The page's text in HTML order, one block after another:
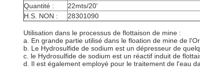
Quantité :
22mts/20'
H.S. NON :
28301090
Utilisation dans le processus de flottaison de mine :
a. En grande partie utilisé dans le floation de mine de
b. Le Hydrosulfide de sodium est un dépresseur de
c. le Hydrosulfide de sodium est un réactif induit de
d. Il est également employé pour le traitement de l'eau